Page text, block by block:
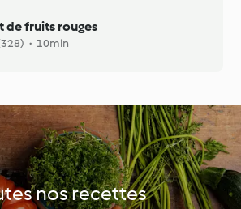
de fruits rouges
· 10min
nos recettes